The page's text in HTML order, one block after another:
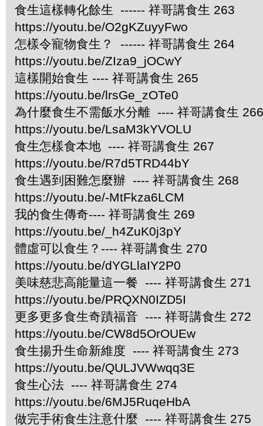
食生這樣轉化餘生 ------ 祥哥講食生 263
https://youtu.be/O2gKZuyyFwo
怎樣令寵物食生？ ------ 祥哥講食生 264
https://youtu.be/ZIza9_jOCwY
這樣開始食生 ---- 祥哥講食生 265
https://youtu.be/lrsGe_zOTe0
為什麼食生不需飯水分離 ---- 祥哥講食生 266
https://youtu.be/LsaM3kYVOLU
食生怎樣食本地 ---- 祥哥講食生 267
https://youtu.be/R7d5TRD44bY
食生遇到困難怎麼辦 ---- 祥哥講食生 268
https://youtu.be/-MtFkza6LCM
我的食生傳奇---- 祥哥講食生 269
https://youtu.be/_h4ZuK0j3pY
體虛可以食生？---- 祥哥講食生 270
https://youtu.be/dYGLlaIY2P0
美味慈悲高能量這一餐 ---- 祥哥講食生 271
https://youtu.be/PRQXN0IZD5I
更多更多食生奇蹟福音 ---- 祥哥講食生 272
https://youtu.be/CW8d5OrOUEw
食生揚升生命新維度 ---- 祥哥講食生 273
https://youtu.be/QULJVWwqq3E
食生心法 ---- 祥哥講食生 274
https://youtu.be/6MJ5RuqeHbA
做完手術食生注意什麼 ---- 祥哥講食生 275